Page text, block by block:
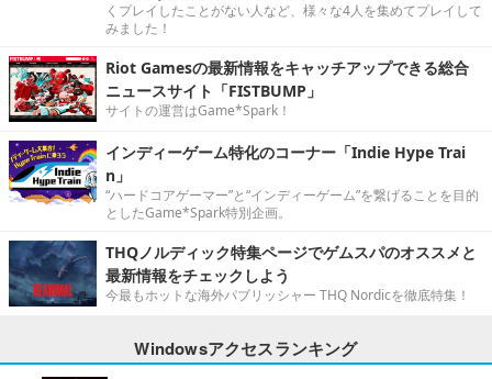
くプレイしたことがない人など、様々な4人を集めてプレイして
みました！
Riot Gamesの最新情報をキャッチアップできる総合
ニュースサイト「FISTBUMP」
サイトの運営はGame*Spark！
インディーゲーム特化のコーナー「Indie Hype Trai
n」
“ハードコアゲーマー”と“インディーゲーム”を繋げることを目的
としたGame*Spark特別企画。
THQノルディック特集ページでゲムスパのオススメと
最新情報をチェックしよう
今最もホットな海外パブリッシャー THQ Nordicを徹底特集！
Windowsアクセスランキング